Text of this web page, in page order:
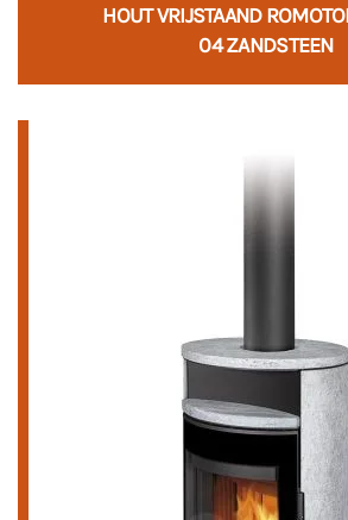
HOUT VRIJSTAAND
04 ZANDSTEEN